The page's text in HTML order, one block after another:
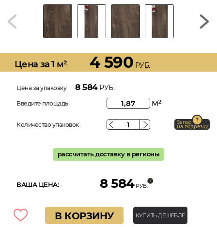
Цена за 1 м² 4 590 РУБ.
Цена за упаковку 8 584РУБ.
Введите площадь м2
Количество упаковок Запас
на подрезку
рассчитать доставку в регионы
ВАША ЦЕНА: 8 584 РУБ.
В КОРЗИНУ КУПИТЬ ДЕШЕВЛЕ